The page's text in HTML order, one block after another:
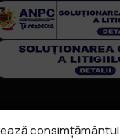
consimțământul